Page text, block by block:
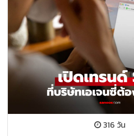
316 วัน